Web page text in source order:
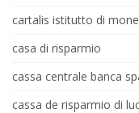
cartalis istitutto di
casa di risparmio
cassa centrale banca
cassa de risparmio di